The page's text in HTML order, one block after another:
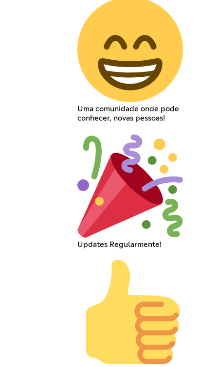
Uma comunidade onde pode
conhecer, novas pessoas!
Updates Regularmente!